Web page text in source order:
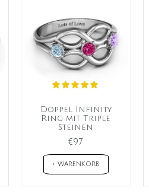
Doppel Infinity
Ring mit Triple
Steinen
€97
+ WARENKORB